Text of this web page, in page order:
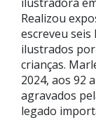
Realizou
escreveu
ilustrados
crianças.
2024, aos 92
agravados
legado